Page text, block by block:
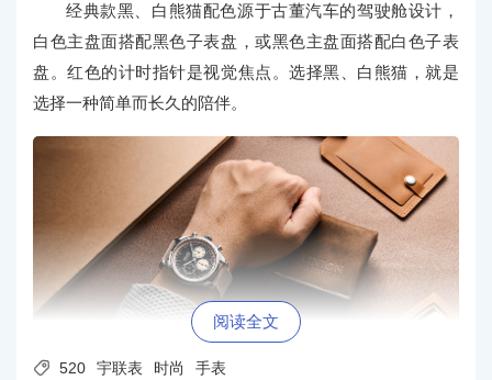
经典款黑、白熊猫配色源于古董汽车的驾驶舱设计，
白色主盘面搭配黑色子表盘，或黑色主盘面搭配白色子表
盘。红色的计时指针是视觉焦点。选择黑、白熊猫，就是
选择一种简单而长久的陪伴。
阅读全文
 520 宇联表 时尚 手表